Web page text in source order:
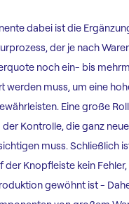
dabei ist die
der je nach
noch ein- bis
werden muss, um eine
Eine große
Kontrolle, die ganz neue
muss. Schließlich
der Knopfleiste kein
gewöhnt ist -